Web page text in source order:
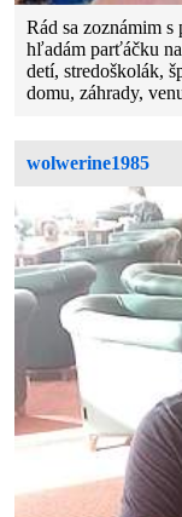
Rád sa zoznámim
hľadám parťáčku
detí, stredoškolák,
domu, záhrady,
wolwerine1985